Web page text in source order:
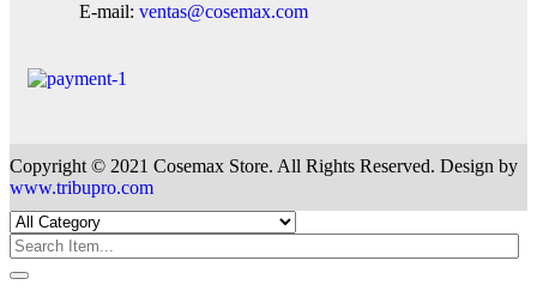
E-mail: ventas@cosemax.com
Copyright © 2021 Cosemax Store. All Rights Reserved. Design by
www.tribupro.com